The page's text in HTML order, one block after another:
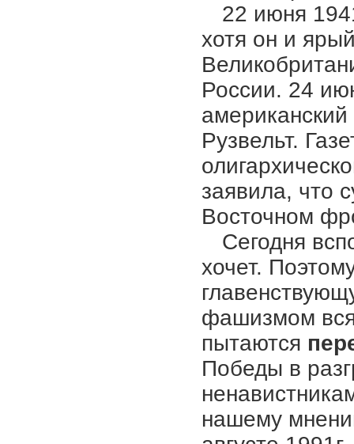
22 июня
хотя он и
России. 24
Рузвельт.
заявила, что
Восточном
Сегодня
хочет.
фашизмом
пытаются
Победы в
нашему